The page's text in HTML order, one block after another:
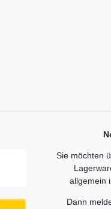
Sie möchten
allgemein
Dann